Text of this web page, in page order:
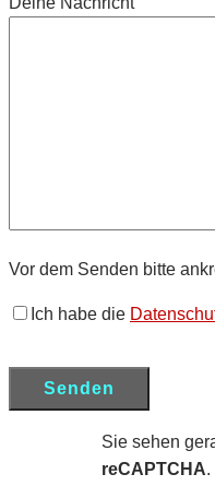
Vor dem Senden bitte
Ich habe die
Sie sehen
reCAPTCHA.